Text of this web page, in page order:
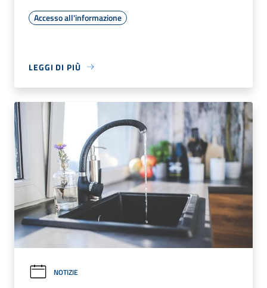
Accesso all'informazione
LEGGI DI PIÙ
NOTIZIE